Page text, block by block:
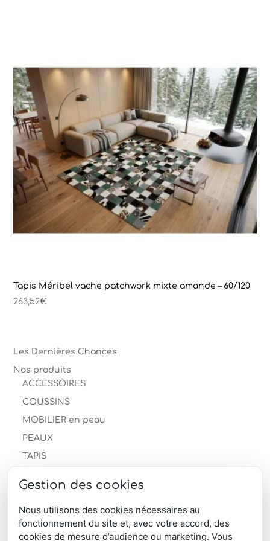
Tapis Méribel vache patchwork mixte amande – 60/120
263,52€
Les Dernières Chances
Nos produits
ACCESSOIRES
COUSSINS
MOBILIER en peau
PEAUX
TAPIS
Les Dernières Chances
Tapis en peau de mouton
Tapis peau de vache
Gestion des cookies
Nous utilisons des cookies nécessaires au
fonctionnement du site et, avec votre accord, des
cookies de mesure d’audience ou marketing. Vous